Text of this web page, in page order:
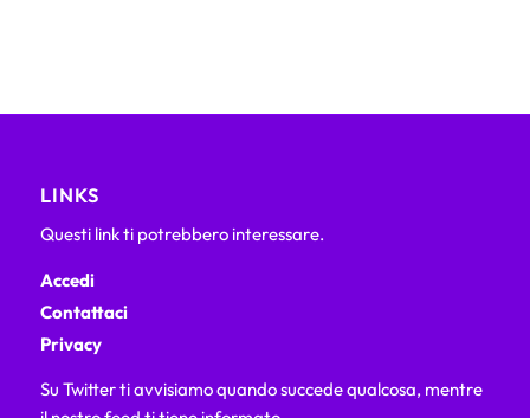
LINKS
Questi link ti potrebbero interessare.
Accedi
Contattaci
Privacy
Su Twitter ti avvisiamo quando succede qualcosa, mentre